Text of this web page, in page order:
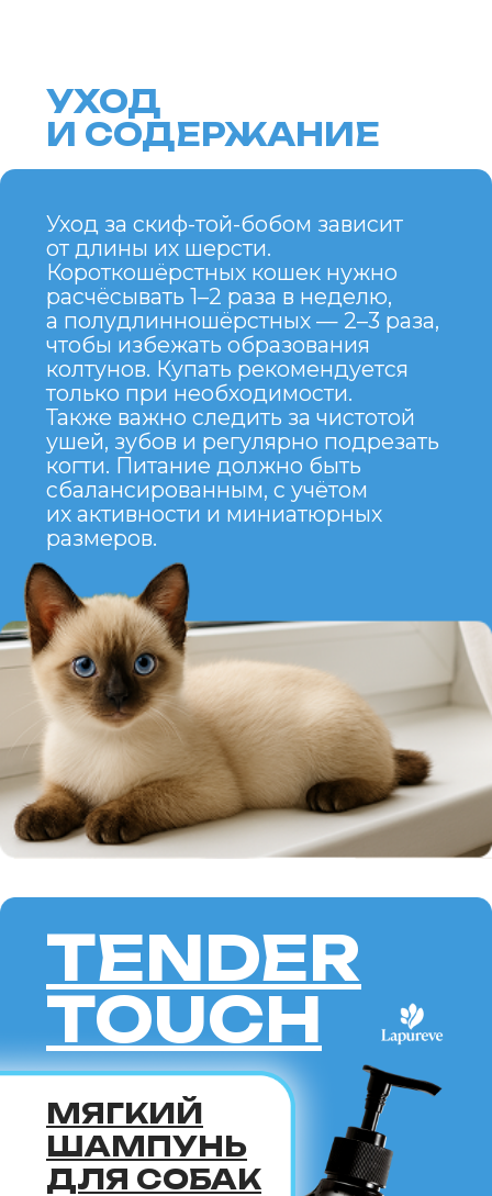
МИНУСЫ
Миниатюрные размеры,
напоминающие котёнка даже
во взрослом возрасте.
Энергичный, игривый
и дружелюбный характер.
и другими животными.
Лёгкость в уходе (зависит
от длины шерсти).
Может быть слишком активным
для спокойных хозяев.
Требует внимания и общения,
не подходит для слишком
занятых людей.
Из-за миниатюрных размеров
требует осторожности
в обращении.
это идеальный выбор для тех,
кто ищет миниатюрного,
но энергичного и преданного
питомца. Эта порода подойдёт
как семьям с детьми,
так и одиноким людям, готовым
уделять кошке внимание
и обеспечивать ей активный
завести маленького,
но большого сердцем друга,
скиф-той-боб станет вашим
верным компаньоном
на долгие годы.